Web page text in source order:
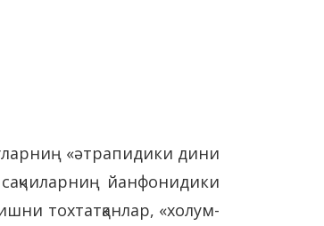
«әтрапидики дини
йанфонидики
тохтатқанлар, «холум-